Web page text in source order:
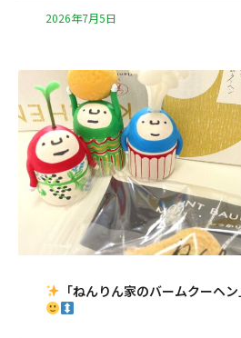
2026年7月5日
「ねんりん家のバームクーヘ